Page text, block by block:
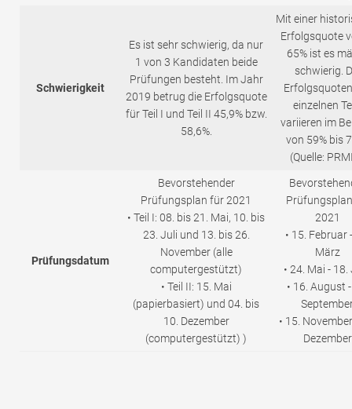
Schwierigkeit
Es ist sehr schwierig, da nur
1 von 3 Kandidaten beide
Prüfungen besteht. Im Jahr
2019 betrug die Erfolgsquote
für Teil I und Teil II 45,9% bzw.
58,6%.
Mit einer
Erfolgsquote
65% ist es
schwierig.
einzelnen
variieren im
von 59% bis
(Quelle:
Prüfungsdatum
Bevorstehender
Prüfungsplan für 2021
• Teil I: 08. bis 21. Mai, 10. bis
23. Juli und 13. bis 26.
November (alle
computergestützt)
• Teil II: 15. Mai
(papierbasiert) und 04. bis
10. Dezember
(computergestützt) )
2021
• 15. Februar
März
• 24. Mai - 18.
• 16. August
• 15.
Dezember